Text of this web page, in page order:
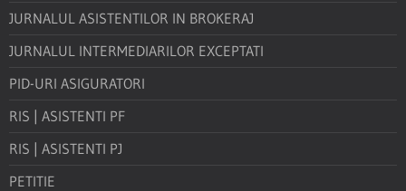
JURNALUL ASISTENTILOR IN BROKERAJ
JURNALUL INTERMEDIARILOR EXCEPTATI
PID-URI ASIGURATORI
RIS | ASISTENTI PF
RIS | ASISTENTI PJ
PETITIE